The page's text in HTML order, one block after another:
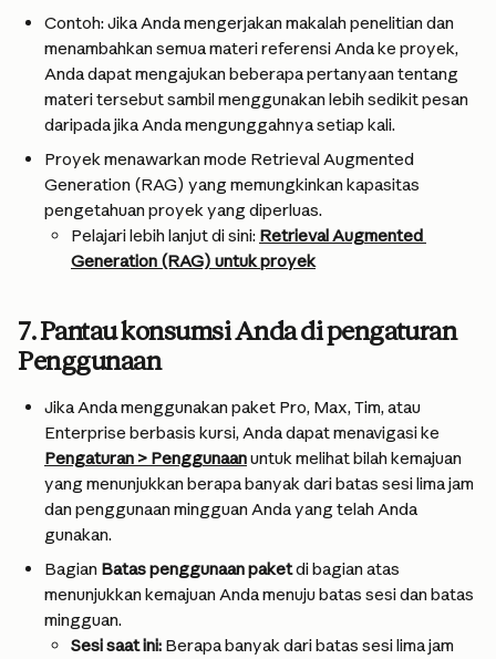
Contoh: Jika Anda mengerjakan makalah penelitian dan
menambahkan semua materi referensi Anda ke proyek,
Anda dapat mengajukan beberapa pertanyaan tentang
materi tersebut sambil menggunakan lebih sedikit pesan
daripada jika Anda mengunggahnya setiap kali.
Proyek menawarkan mode Retrieval Augmented
Generation (RAG) yang memungkinkan kapasitas
pengetahuan proyek yang diperluas.
Pelajari lebih lanjut di sini: Retrieval Augmented
Generation (RAG) untuk proyek
7. Pantau konsumsi Anda di pengaturan
Penggunaan
Jika Anda menggunakan paket Pro, Max, Tim, atau
Enterprise berbasis kursi, Anda dapat menavigasi ke
Pengaturan > Penggunaan untuk melihat bilah kemajuan
yang menunjukkan berapa banyak dari batas sesi lima jam
dan penggunaan mingguan Anda yang telah Anda
gunakan.
Bagian Batas penggunaan paket di bagian atas
menunjukkan kemajuan Anda menuju batas sesi dan batas
mingguan.
Sesi saat ini: Berapa banyak dari batas sesi lima jam